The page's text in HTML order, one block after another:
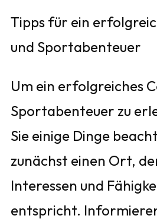
Tipps für ein
und Sportabenteuer
Um ein erfolgreiches
Sportabenteuer zu
Sie einige Dinge
zunächst einen Ort,
Interessen und
entspricht.